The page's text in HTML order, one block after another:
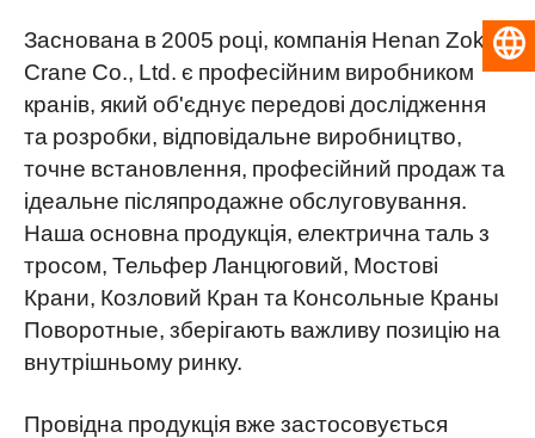
Заснована в 2005 році, компанія Henan Zoke
Crane Co., Ltd. є професійним виробником
кранів, який об'єднує передові дослідження
та розробки, відповідальне виробництво,
точне встановлення, професійний продаж та
ідеальне післяпродажне обслуговування.
Наша основна продукція, електрична таль з
тросом, Тельфер Ланцюговий, Мостові
Крани, Козловий Кран та Консольные Краны
Поворотные, зберігають важливу позицію на
внутрішньому ринку.
Провідна продукція вже застосовується
Українська